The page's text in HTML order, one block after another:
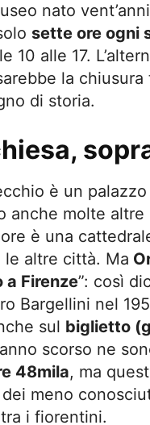
nato
sette ore ogni
10 alle 17.
la chiusura
di storia.
è un
anche molte altre
è una
altre città. Ma
a Firenze”: così
Bargellini nel
sul biglietto
scorso ne
48mila, ma
meno
i fiorentini.